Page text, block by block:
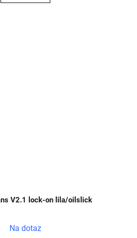
V2.1 lock-on lila/oilslick
Na dotaz